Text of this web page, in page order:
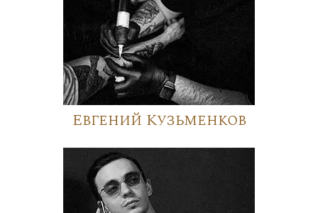
Евгений Кузьменков